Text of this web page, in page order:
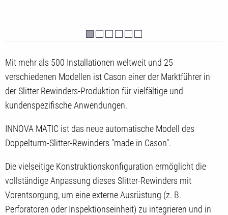
Mit mehr als 500 Installationen weltweit und 25
verschiedenen Modellen ist Cason einer der Marktführer in
der Slitter Rewinders-Produktion für vielfältige und
kundenspezifische Anwendungen.
INNOVA MATIC ist das neue automatische Modell des
Doppelturm-Slitter-Rewinders "made in Cason".
Die vielseitige Konstruktionskonfiguration ermöglicht die
vollständige Anpassung dieses Slitter-Rewinders mit
Vorentsorgung, um eine externe Ausrüstung (z. B.
Perforatoren oder Inspektionseinheit) zu integrieren und in